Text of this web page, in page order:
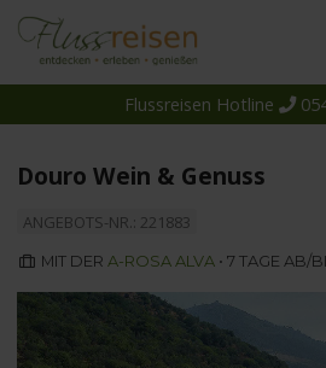
Reedereien
Flussreisen Hotline
Douro Wein & Genuss
ANGEBOTS-NR.: 221883
MIT DER A-ROSA ALVA• 7 TAGE AB/